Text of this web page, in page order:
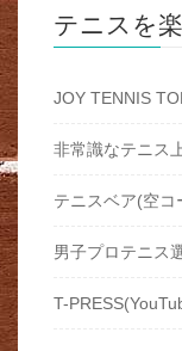
テニスを
JOY TENNIS
非常識なテニス
テニスベア(空コ
男子プロテニス
T-